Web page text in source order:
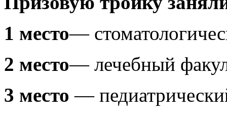
1 место—
2 место— лечебный
3 место —